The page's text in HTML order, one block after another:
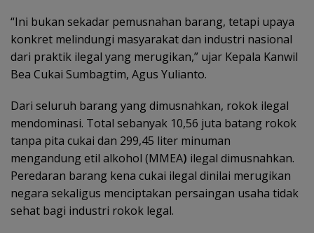
“Ini bukan sekadar pemusnahan barang, tetapi upaya
konkret melindungi masyarakat dan industri nasional
dari praktik ilegal yang merugikan,” ujar Kepala Kanwil
Bea Cukai Sumbagtim, Agus Yulianto.
Dari seluruh barang yang dimusnahkan, rokok ilegal
mendominasi. Total sebanyak 10,56 juta batang rokok
tanpa pita cukai dan 299,45 liter minuman
mengandung etil alkohol (MMEA) ilegal dimusnahkan.
Peredaran barang kena cukai ilegal dinilai merugikan
negara sekaligus menciptakan persaingan usaha tidak
sehat bagi industri rokok legal.